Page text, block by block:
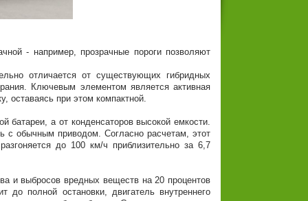
- например, прозрачные пороги позволяют
отличается от существующих гибридных
Ключевым элементом является активная
оставаясь при этом компактной.
а от конденсаторов высокой емкости.
с обычным приводом. Согласно расчетам, этот
до 100 км/ч приблизительно за 6,7
выбросов вредных веществ на 20 процентов
до полной остановки, двигатель внутреннего